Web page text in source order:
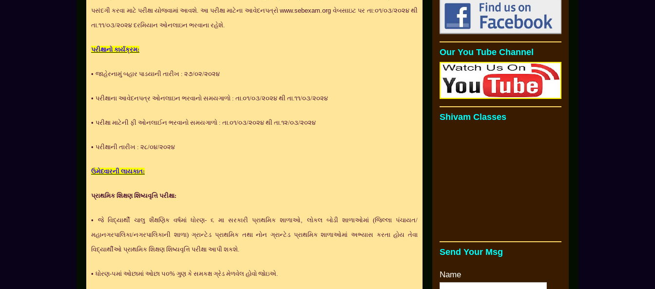
પસંદગી કરવા માટે પરીક્ષા યોજવામાં આવશે. આ પરીક્ષા માટેના આવેદનપત્રો www.sebexam.orgવેબસાઇટ પર તા:૦૧/૦૩/૨૦૨૪ થી
તા.૧૧/૦૩/૨૦૨૪ દરમિયાન ઓનલાઇન ભરવાના રહેશે.
પરીક્ષાનો કાર્યક્રમ:
• જાહેરનામું બહાર પાડયાની તારીખ : ૨૭/૦૨/૨૦૨૪
• પરીક્ષાના આવેદનપત્ર ઓનલાઇન ભરવાનો સમયગાળો : તા.૦૧/૦૩/૨૦૨૪ થી તા.૧૧/૦૩/૨૦૨૪
• પરીક્ષા માટેની ફી ઓનલાઈન ભરવાનો સમયગાળો : તા.૦૧/૦૩/૨૦૨૪ થી તા.૧૨/૦૩/૨૦૨૪
• પરીક્ષાની તારીખ : ૨૮/૦૪/૨૦૨૪
ઉમેદવારની લાયકાત:
પ્રાથમિક શિક્ષણ શિષ્યવૃત્તિ પરીક્ષા:
•જે વિદ્યાર્થી ચાલુ શૈક્ષણિક વર્ષમાં ધોરણ- ૬ મા સરકારી પ્રાથમિક શાળાઓ, લોકલ બોડી શાળાઓમાં (જિલ્લા પંચાયત/
મહાનગરપાલિકા/નગરપાલિકાની શાળા) ગ્રાન્ટેડ પ્રાથમિક તથા નોન ગ્રાન્ટેડ પ્રાથમિક શાળાઓમાં અભ્યાસ કરતા હોય તેવા
વિદ્યાર્થીઓ પ્રાથમિક શિક્ષણ શિષ્યવૃત્તિ પરીક્ષા આપી શકશે.
• ધોરણ-૫માં ઓછામાં ઓછા ૫૦% ગુણ કે સમકક્ષ ગ્રેડ મેળવેલ હોવો જોઇએ.
Our You Tube Channel
Shivam Classes
Send Your Msg
Name